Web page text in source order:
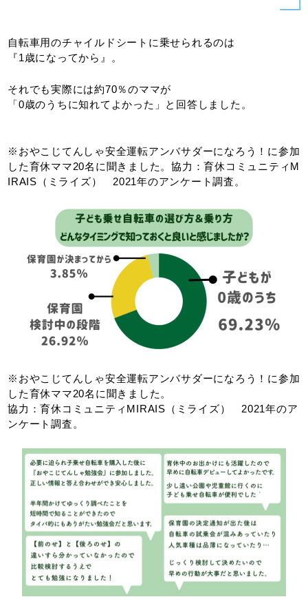
自転車用のチャイルドシートに乗せられるのは
『1歳になってから』。
それでも実際には約70％のママが
「0歳のうちに知れてよかった」と回答しました。
※おやこじてんしゃ安全運転アンバサダーになろう！に参加
した育休ママ20名に聞きました。協力：育休コミュニティM
IRAIS（ミライズ） 2021年のアンケート調査。
※おやこじてんしゃ安全運転アンバサダーになろう！に参加
した育休ママ20名に聞きました。
協力：育休コミュニティMIRAIS（ミライズ） 2021年のア
ンケート調査。